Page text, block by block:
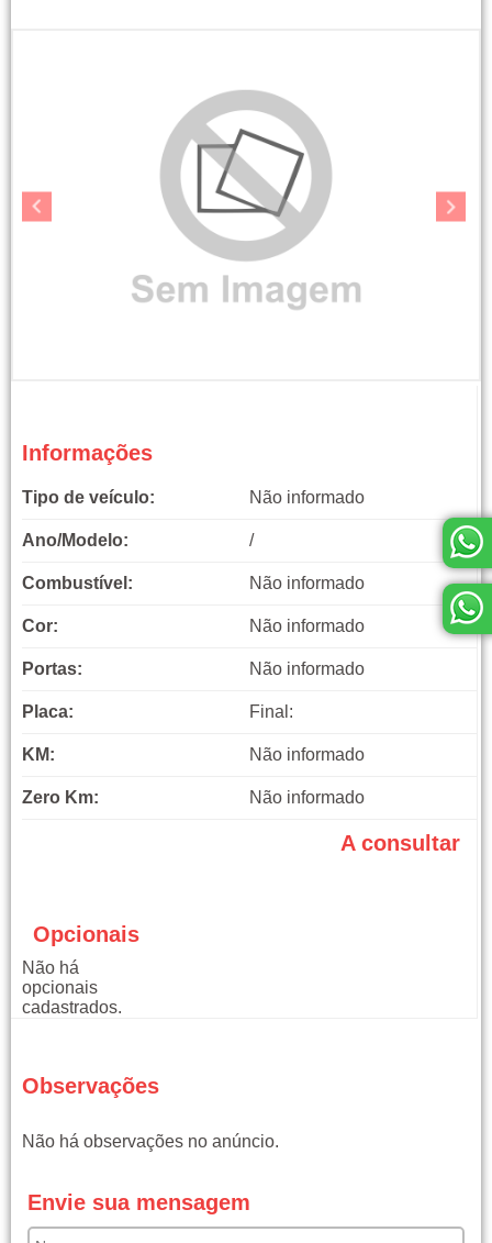
Informações
Tipo de veículo: Não informado
Ano/Modelo: /
Combustível: Não informado
Cor: Não informado
Portas: Não informado
Placa: Final:
KM: Não informado
Zero Km: Não informado
A consultar
Opcionais
Não há
opcionais
cadastrados.
Observações
Não há observações no anúncio.
Envie sua mensagem